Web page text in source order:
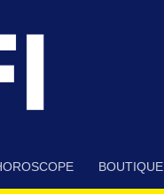
BOUTIQUE